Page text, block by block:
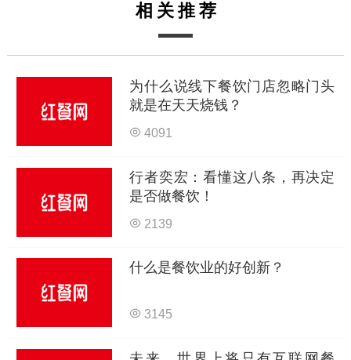
相关推荐
为什么说线下餐饮门店忽略门头
就是在天天烧钱？
4091
行者奕宏：看懂这八条，再决定
是否做餐饮！
2139
什么是餐饮业的好创新？
3145